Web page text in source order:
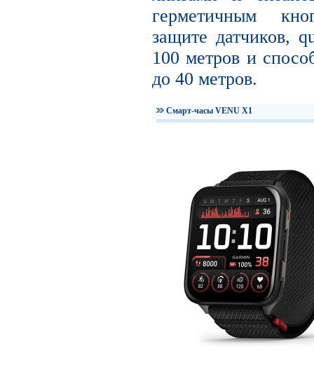
герметичным
защите датчиков,
100 метров и
до 40 метров.
Смарт-часы VENU X1